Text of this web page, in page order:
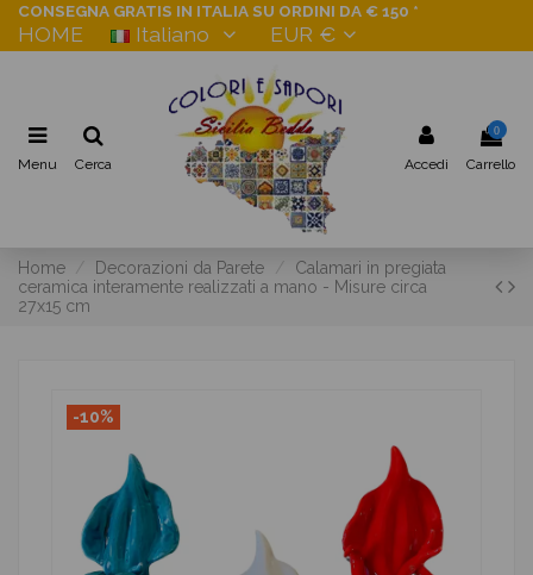
CONSEGNA GRATIS IN ITALIA SU ORDINI DA € 150 *
HOME Italiano EUR €
Menu Cerca Accedi
0
Carrello
Home Decorazioni da Parete
Calamari in pregiata
ceramica interamente realizzati a mano - Misure circa
27x15 cm
-10%